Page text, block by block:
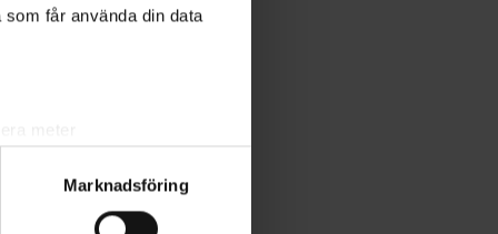
får använda din data
meter
. Du kan ändra
Marknadsföring